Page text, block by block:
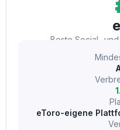
Beste Social-
eToro-eigene